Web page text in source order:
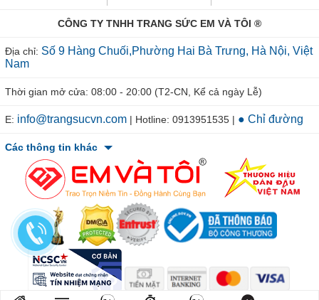
CÔNG TY TNHH TRANG SỨC EM VÀ TÔI ®
Địa chỉ: Số 9 Hàng Chuối,Phường Hai Bà Trưng, Hà Nội, Việt
Nam
Thời gian mở cửa: 08:00 - 20:00 (T2-CN, Kể cả ngày Lễ)
E: info@trangsucvn.com | Hotline: 0913951535 | ● Chỉ đường
Các thông tin khác